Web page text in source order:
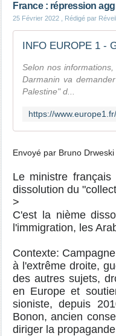
France : répression
25 Février 2022 , Rédigé par
Selon nos
Darmanin va
Palestine" d...
Envoyé par Bruno
Le ministre
dissolution du
>
C'est la nième
l'immigration, les
Contexte:
à l'extrême droite,
des autres sujets,
en Europe et
sioniste, depuis
Bonon, ancien
diriger la